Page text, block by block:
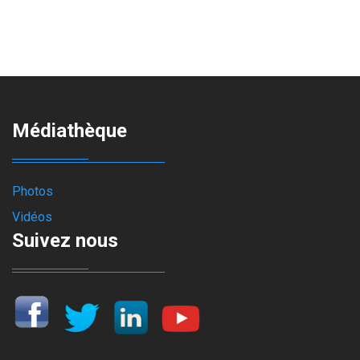
Médiathèque
Photos
Vidéos
Suivez nous